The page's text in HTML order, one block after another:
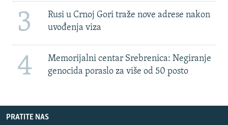
3
Rusi u Crnoj Gori traže nove adrese nakon
uvođenja viza
4
Memorijalni centar Srebrenica: Negiranje
genocida poraslo za više od 50 posto
PRATITE NAS